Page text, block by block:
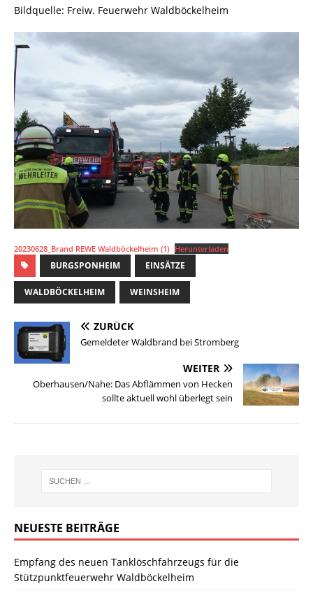
Bildquelle: Freiw. Feuerwehr Waldböckelheim
20230628_Brand REWE Waldböckelheim (1) Herunterladen
BURGSPONHEIM EINSÄTZE
WALDBÖCKELHEIM WEINSHEIM
ZURÜCK
Gemeldeter Waldbrand bei Stromberg
WEITER
Oberhausen/Nahe: Das Abflämmen von Hecken
sollte aktuell wohl überlegt sein
NEUESTE BEITRÄGE
Empfang des neuen Tanklöschfahrzeugs für die
Stützpunktfeuerwehr Waldböckelheim